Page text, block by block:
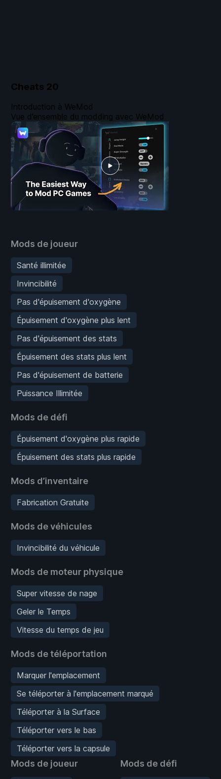
Cheats 20
Mods de joueur
Santé illimitée
Invincibilité
Pas d'épuisement d'oxygène
Épuisement d'oxygène plus lent
Pas d'épuisement des stats
Épuisement des stats plus lent
Pas d'épuisement de batterie
Puissance Illimitée
Mods de défi
Épuisement d'oxygène plus rapide
Épuisement des stats plus rapide
Mods d’inventaire
Fabrication Gratuite
Mods de véhicules
Invincibilité du véhicule
Mods de moteur physique
Super vitesse de nage
Geler le Temps
Vitesse du temps de jeu
Mods de téléportation
Marquer l'emplacement
Se téléporter à l'emplacement marqué
Téléporter à la Surface
Téléporter vers le bas
Téléporter vers la capsule
Mods de joueur Mods de défi
Introduction à WeMod
Vue d’ensemble du modding avec WeMod